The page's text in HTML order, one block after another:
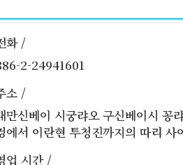
화 /
2-24941601
소 /
만신베이 시궁랴오 구신베이시 꽁
에서 이란현 투청진까지의 따리 사
업 시간 /